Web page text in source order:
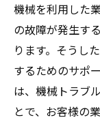
機械を利用した
の故障が発生す
ります。そうし
するためのサポ
は、機械トラブ
とで、お客様の